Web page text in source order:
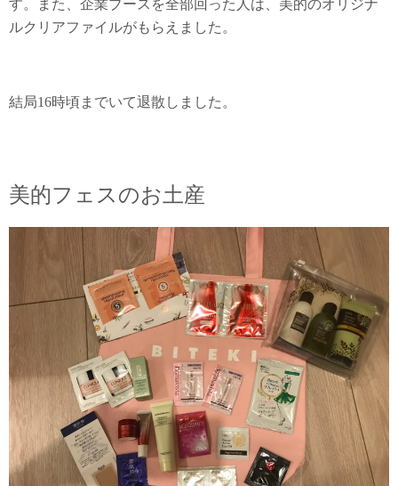
す。また、企業ブースを全部回った人は、美的のオリジナ
ルクリアファイルがもらえました。
結局16時頃までいて退散しました。
美的フェスのお土産